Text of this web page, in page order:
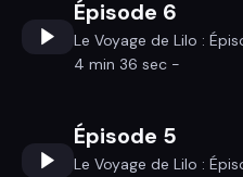
Épisode 6
Le Voyage de Lilo :
4 min 36 sec -
Épisode 5
Le Voyage de Lilo :